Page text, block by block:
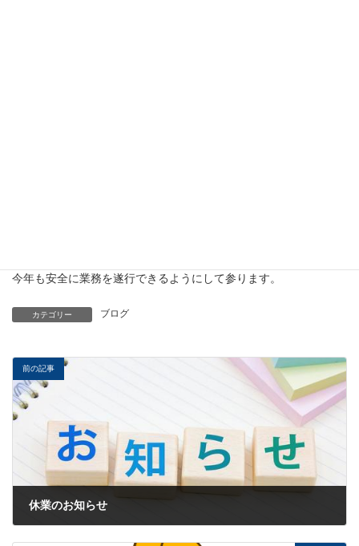
今年も安全に業務を遂行できるようにして参ります。
カテゴリー ブログ
前の記事
休業のお知らせ